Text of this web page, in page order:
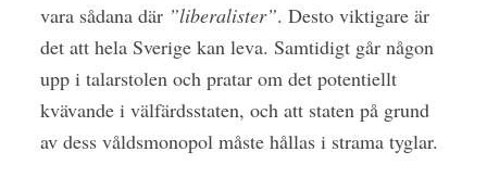
vara sådana där ”liberalister”. Desto viktigare är
det att hela Sverige kan leva. Samtidigt går någon
upp i talarstolen och pratar om det potentiellt
kvävande i välfärdsstaten, och att staten på grund
av dess våldsmonopol måste hållas i strama tyglar.